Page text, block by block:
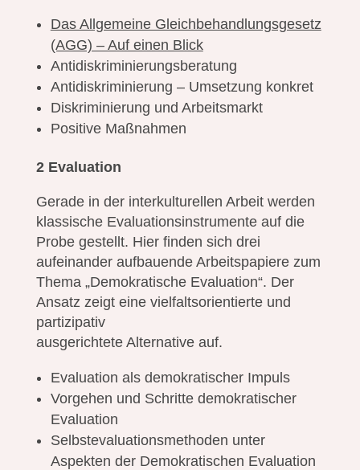
Das Allgemeine Gleichbehandlungsgesetz
(AGG) – Auf einen Blick
Antidiskriminierungsberatung
Antidiskriminierung – Umsetzung konkret
Diskriminierung und Arbeitsmarkt
Positive Maßnahmen
2 Evaluation
Gerade in der interkulturellen Arbeit werden
klassische Evaluationsinstrumente auf die
Probe gestellt. Hier finden sich drei
aufeinander aufbauende Arbeitspapiere zum
Thema „Demokratische Evaluation“. Der
Ansatz zeigt eine vielfaltsorientierte und
partizipativ
ausgerichtete Alternative auf.
Evaluation als demokratischer Impuls
Vorgehen und Schritte demokratischer
Evaluation
Selbstevaluationsmethoden unter
Aspekten der Demokratischen Evaluation